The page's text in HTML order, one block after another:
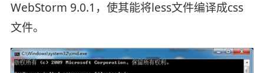
WebStorm 9.0.1，使其能将less文件编译成css
文件。